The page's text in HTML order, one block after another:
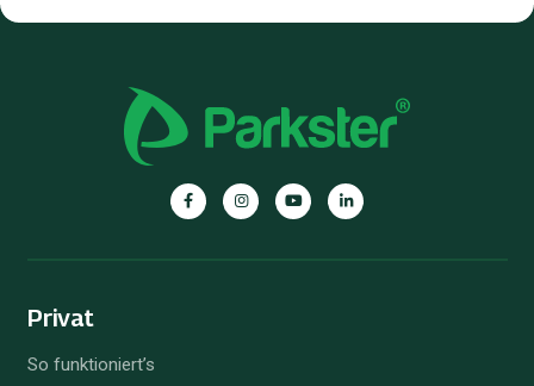
Privat
So funktioniert’s